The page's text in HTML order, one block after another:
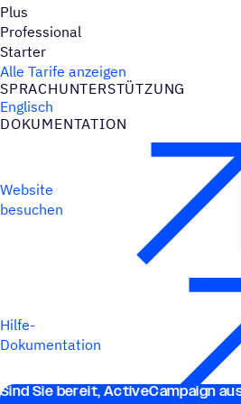
Plus
Professional
Starter
Alle Tarife anzeigen
SPRACH­UN­TER­STÜT­ZUNG
Englisch
DOKU­MEN­TA­TION
Website
besuchen
Hilfe-
Dokumentation
Sind Sie bereit, ActiveCampaign